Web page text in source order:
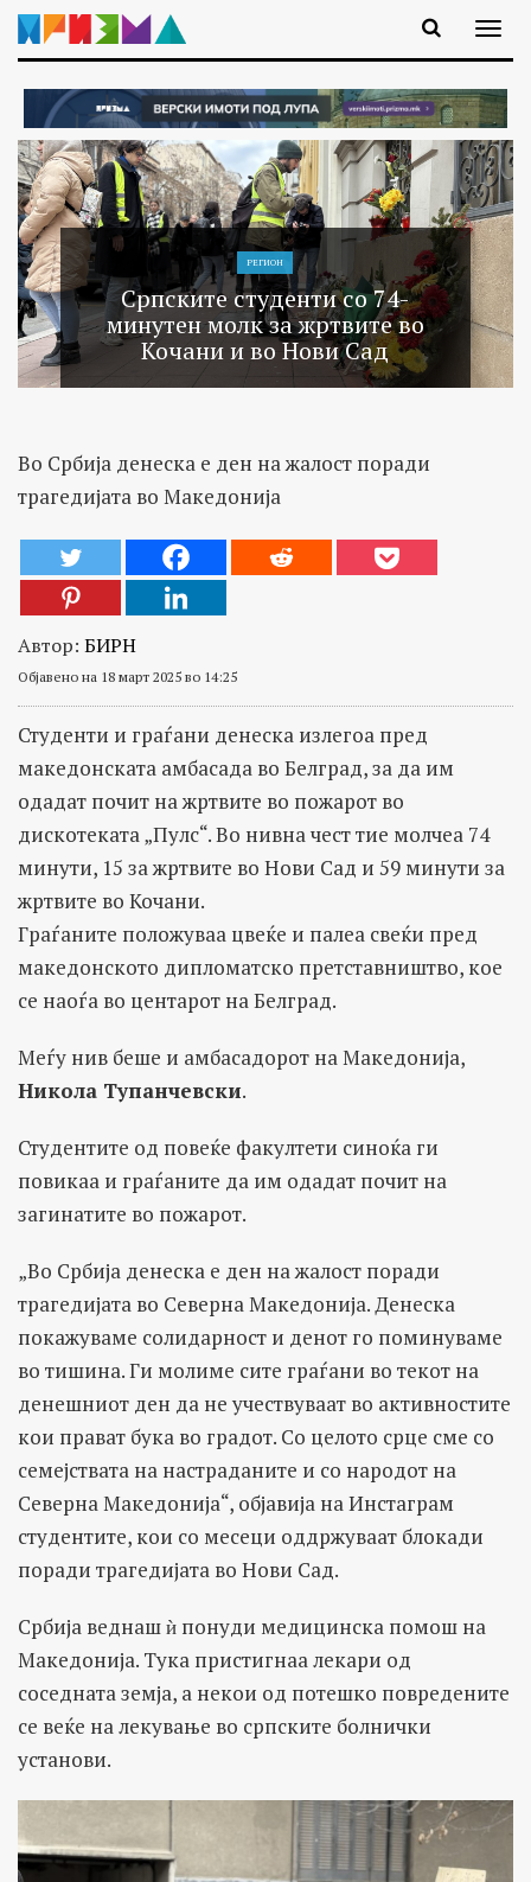
РЕГИОН
Српските студенти со 74-
минутен молк за жртвите во
Кочани и во Нови Сад
Во Србија денеска е ден на жалост поради
трагедијата во Македонија
Автор: БИРН
Објавено на 18 март 2025 во 14:25
Студенти и граѓани денеска излегоа пред
македонската амбасада во Белград, за да им
одадат почит на жртвите во пожарот во
дискотеката „Пулс“. Во нивна чест тие молчеа 74
минути, 15 за жртвите во Нови Сад и 59 минути за
жртвите во Кочани.
Граѓаните положуваа цвеќе и палеа свеќи пред
македонското дипломатско претставништво, кое
се наоѓа во центарот на Белград.
Меѓу нив беше и амбасадорот на Македонија,
Никола Тупанчевски.
Студентите од повеќе факултети синоќа ги
повикаа и граѓаните да им одадат почит на
загинатите во пожарот.
„Во Србија денеска е ден на жалост поради
трагедијата во Северна Македонија. Денеска
покажуваме солидарност и денот го поминуваме
во тишина. Ги молиме сите граѓани во текот на
денешниот ден да не учествуваат во активностите
кои прават бука во градот. Со целото срце сме со
семејствата на настраданите и со народот на
Северна Македонија“, објавија на Инстаграм
студентите, кои со месеци оддржуваат блокади
поради трагедијата во Нови Сад.
Србија веднаш ѝ понуди медицинска помош на
Македонија. Тука пристигнаа лекари од
соседната земја, а некои од потешко повредените
се веќе на лекување во српските болнички
установи.